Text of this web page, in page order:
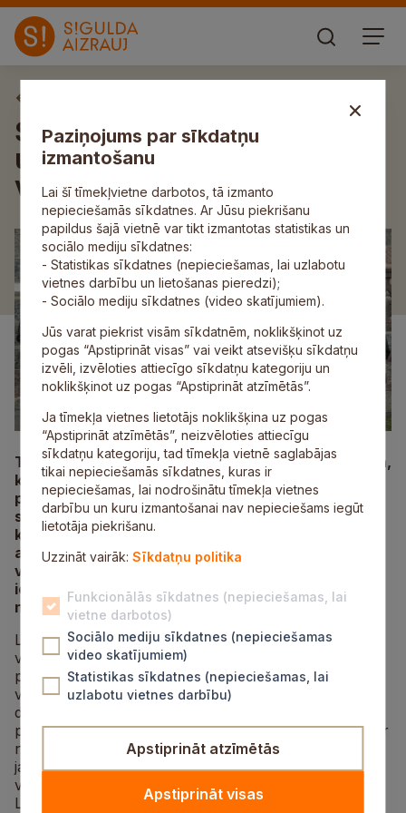
Siguldas novada pašvaldībā
un tās iestādēs Ēnu dienā
viesojās vairāk nekā 50 ēnas
Trešdien, 1. aprīlī, visā Latvijā norisinājās Ēnu diena,
kurā aktīvi piedalījās arī Siguldas novada
pašvaldība. Šī bija iespēja skolēniem ielūkoties
speciālistu ikdienā, izprast viņu darba specifiku un
klātienē vērot, kā top lēmumi, kas ietekmē novada
attīstību. Šogad pašvaldībā un tās iestādēs
viesojās 53 zinātkāras ēnas – jaunieši, kuri,
iespējams, nākotnē veidos vēl stiprāku Siguldas
novadu.
Lielu interesi Ēnu dienas dalībnieki izrādīja par domes
vadības darbu, ēnojot pašvaldības domes
priekšsēdētāju, viņa vietnieci, kā arī izpilddirektori un
viņas vietnieci. Jauniešiem bija iespēja būt blakus
domes vadībai svarīgu lēmumu izstrādē, kā arī
piedalīties darba vizītē Turaidas muzejrezervātā, kas ir
nozīmīgs pašvaldības sadarbības partneris tūrisma
jautājumos. Tikšanās laikā Turaidas muzejrezervāta
vadība kopā ar pašvaldības domes priekšsēdētāju
Linardu Kumski pārrunāja sadarbību izstādes tapšanā
Paziņojums par sīkdatņu
izmantošanu
Lai šī tīmekļvietne darbotos, tā izmanto
nepieciešamās sīkdatnes. Ar Jūsu piekrišanu
papildus šajā vietnē var tikt izmantotas statistikas un
sociālo mediju sīkdatnes:
- Statistikas sīkdatnes (nepieciešamas, lai uzlabotu
vietnes darbību un lietošanas pieredzi);
- Sociālo mediju sīkdatnes (video skatījumiem).
Jūs varat piekrist visām sīkdatnēm, noklikšķinot uz
pogas “Apstiprināt visas” vai veikt atsevišķu sīkdatņu
izvēli, izvēloties attiecīgo sīkdatņu kategoriju un
noklikšķinot uz pogas “Apstiprināt atzīmētās”.
Ja tīmekļa vietnes lietotājs noklikšķina uz pogas
“Apstiprināt atzīmētās”, neizvēloties attiecīgu
sīkdatņu kategoriju, tad tīmekļa vietnē saglabājas
tikai nepieciešamās sīkdatnes, kuras ir
nepieciešamas, lai nodrošinātu tīmekļa vietnes
darbību un kuru izmantošanai nav nepieciešams iegūt
lietotāja piekrišanu.
Uzzināt vairāk:Sīkdatņu politika
Funkcionālās sīkdatnes (nepieciešamas, lai
vietne darbotos)
Sociālo mediju sīkdatnes (nepieciešamas
video skatījumiem)
Statistikas sīkdatnes (nepieciešamas, lai
uzlabotu vietnes darbību)
Apstiprināt atzīmētās
Apstiprināt visas